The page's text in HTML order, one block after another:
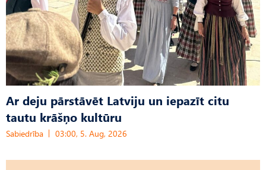
Ar deju pārstāvēt Latviju un iepazīt citu
tautu krāšņo kultūru
Sabiedrība 03:00, 5. Aug, 2026